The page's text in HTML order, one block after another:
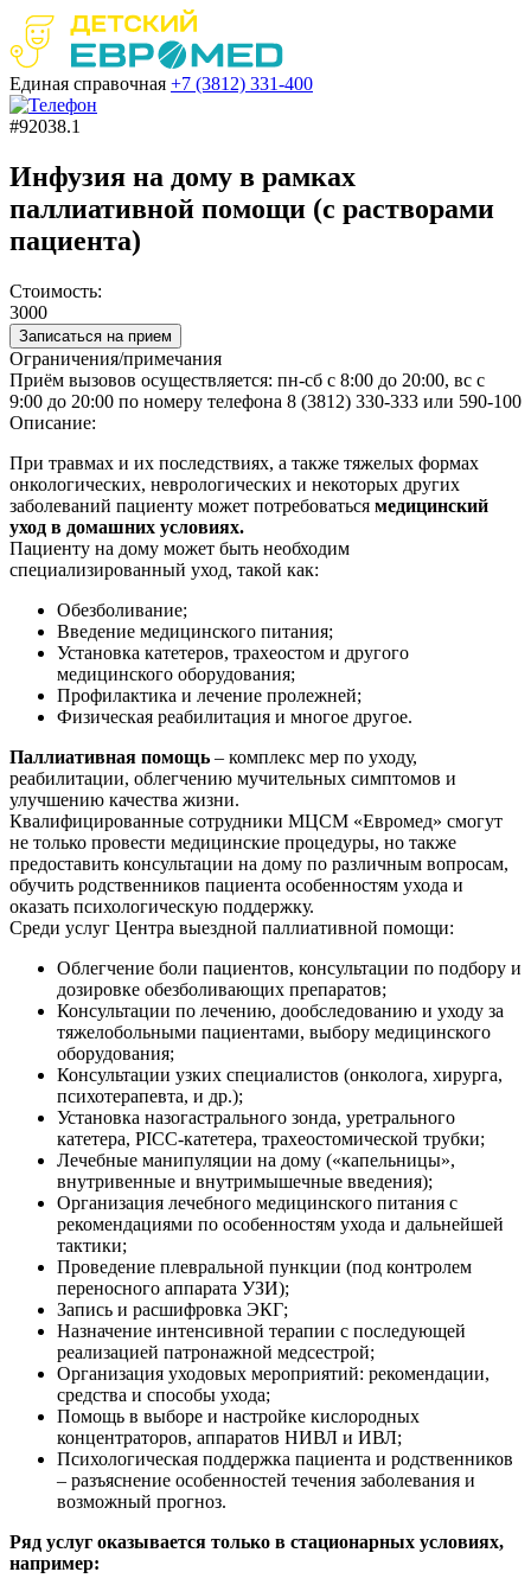
Единая справочная +7 (3812) 331-400
#92038.1
Инфузия на дому в рамках
паллиативной помощи (с растворами
пациента)
Стоимость:
3000
Записаться на прием
Ограничения/примечания
Приём вызовов осуществляется: пн-сб с 8:00 до 20:00, вс с
9:00 до 20:00 по номеру телефона 8 (3812) 330-333 или 590-100
Описание:
При травмах и их последствиях, а также тяжелых формах
онкологических, неврологических и некоторых других
заболеваний пациенту может потребоваться медицинский
уход в домашних условиях.
Пациенту на дому может быть необходим
специализированный уход, такой как:
Обезболивание;
Введение медицинского питания;
Установка катетеров, трахеостом и другого
медицинского оборудования;
Профилактика и лечение пролежней;
Физическая реабилитация и многое другое.
Паллиативная помощь – комплекс мер по уходу,
реабилитации, облегчению мучительных симптомов и
улучшению качества жизни.
Квалифицированные сотрудники МЦСМ «Евромед» смогут
не только провести медицинские процедуры, но также
предоставить консультации на дому по различным вопросам,
обучить родственников пациента особенностям ухода и
оказать психологическую поддержку.
Среди услуг Центра выездной паллиативной помощи:
Облегчение боли пациентов, консультации по подбору и
дозировке обезболивающих препаратов;
Консультации по лечению, дообследованию и уходу за
тяжелобольными пациентами, выбору медицинского
оборудования;
Консультации узких специалистов (онколога, хирурга,
психотерапевта, и др.);
Установка назогастрального зонда, уретрального
катетера, PICC-катетера, трахеостомической трубки;
Лечебные манипуляции на дому («капельницы»,
внутривенные и внутримышечные введения);
Организация лечебного медицинского питания с
рекомендациями по особенностям ухода и дальнейшей
тактики;
Проведение плевральной пункции (под контролем
переносного аппарата УЗИ);
Запись и расшифровка ЭКГ;
Назначение интенсивной терапии с последующей
реализацией патронажной медсестрой;
Организация уходовых мероприятий: рекомендации,
средства и способы ухода;
Помощь в выборе и настройке кислородных
концентраторов, аппаратов НИВЛ и ИВЛ;
Психологическая поддержка пациента и родственников
– разъяснение особенностей течения заболевания и
возможный прогноз.
Ряд услуг оказывается только в стационарных условиях,
например: